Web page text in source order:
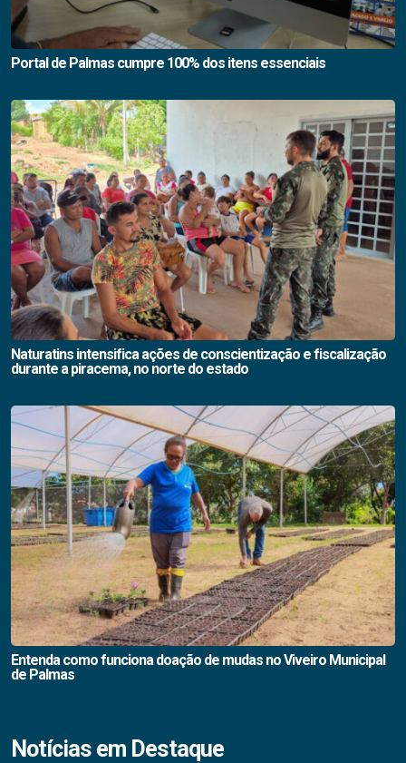
Portal de Palmas cumpre 100% dos itens essenciais
Naturatins intensifica ações de conscientização e fiscalização
durante a piracema, no norte do estado
Entenda como funciona doação de mudas no Viveiro Municipal
de Palmas
Notícias em Destaque